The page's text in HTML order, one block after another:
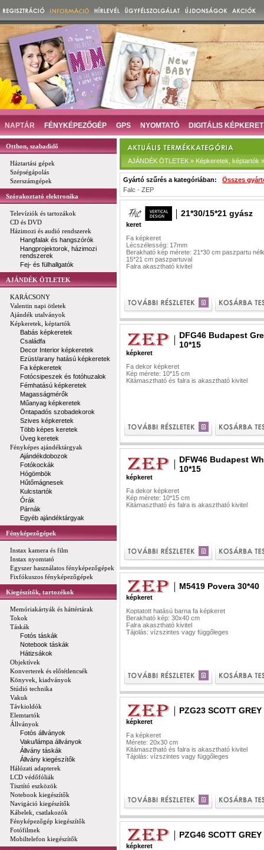
NAPTÁR FÉNYKÉPEZŐGÉP GPS NYOMTATÓ DIGITÁLIS KÉPKERET
Otthon, szabadidő
Háztartási gépek
Szépségápolás
Szerszámgépek
Szórakoztató elektronika
Televíziók és tartozákok
CD és DVD
Házimozi és audió rendszerek
Hangfalak és hangszórók
Hangprojektorok, házimozi
rendszerek
Fej- és fülhallgatók
AJÁNDÉK ÖTLETEK
KARÁCSONY
Valentin napi ötletek
Ajándék utalványok
Képkeretek, képtartók
Babás képkeretek
Családfa
Decor Interior képkeretek
Ezüst/arany hatású képkeretek
Fa képkeretek
Fotócsipeszek és fotóhuzalok
Fémhatású képkeretek
Magasságmérők
Műanyag képkeretek
Öntapadós szobadekorok
Szives képkeretek
Több képes keretek
Üveg keretek
Fényképes ajándéktárgyak
Ajándékdobozok
Fotókockák
Hógömbök
Hűtőmágnesek
Kulcstartók
Órák
Párnák
Egyéb ajándéktárgyak
Fényképezőgépek
Instax kamera és film
Instax nyomtató
Egyszer használatos fényképezőgépek
Fixfókuszos fényképezőgépek
Kiegészítők, tartozékok
Memóriakártyák és háttértárak
Tokok
Táskák
Fotós táskák
Notebook táskák
Hátizsákok
Objektívek
Konverterek és előtétlencsék
Könyvek, kiadványok
Stúdió technika
Vakuk
Távkioldók
Elemtartók
Állványok
Fotós állványok
Vaku/lámpa állványok
Állvány táskák
Állvány kiegészítők
Hálózati adapterek
LCD védőfóliák
Tisztító eszközök
Notebook kiegészítők
Navigáció kiegészítők
Kábelek, csatlakozók
Fényképezőgép kiegészítők
Fotófilmek
Mobiltelefon kiegészítők
AJÁNDÉK ÖTLETEK » Képkeretek, képtartók
Gyártó szűrés a kategóriában: Összes
Falc - ZEP
21*30/15*21 gyász
keret
Fa képkeret
Lécszélesség: 17mm
Berakható kép mérete: 21*30 cm paszpartu
15*21 cm paszpartuval
Falra akasztható kivitel
DFG46 Budapest
10*15
képkeret
Fa dekor képkeret
Kép mérete: 10*15 cm
Kitámasztható és falra is akasztható kivitel
DFW46 Budapest
10*15
képkeret
Fa dekor képkeret
Kép mérete: 10*15 cm
Kitámasztható és falra is akasztható kivitel
M5419 Povera 30*40
képkeret
Koptatott hatású barna fa képkeret
Berakható kép: 30x40 cm
Falra akasztható kivitel
Tájolás: vízszintes vagy függőleges
PZG23 SCOTT GREY
képkeret
Fa képkeret
Mérete: 20x30 cm
Kitámasztható és falra is akasztható kivitel
Tájolás: vízszintes vagy függőleges
PZG46 SCOTT GREY
képkeret